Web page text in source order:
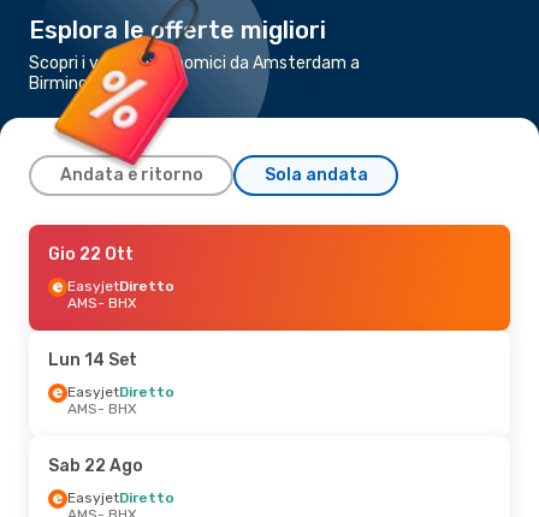
Esplora le offerte migliori
Scopri i voli più economici da Amsterdam a
Birmingham
Andata e ritorno Sola andata
Gio 1 Ott- Gio 8 Ott
EasyjetDiretto
AMS- BHX
BHX- AMS
Gio 17 Set- Dom 20 Set
Easyjet Diretto
BHX- AMS
Gio 22 Ott
EasyjetDiretto
AMS- BHX
Lun 14 Set
EasyjetDiretto
AMS- BHX
Sab 22 Ago
EasyjetDiretto